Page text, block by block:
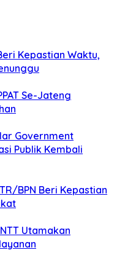
Kepastian Waktu,
Se-Jateng
Government
Publik Kembali
BPN Beri Kepastian
Utamakan